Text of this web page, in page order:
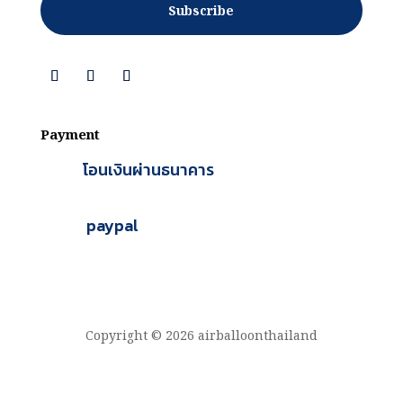
Subscribe
Payment
โอนเงินผ่านธนาคาร
paypal
Copyright © 2026 airballoonthailand